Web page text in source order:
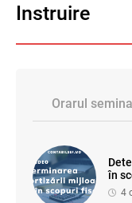
Instruire
Orarul
în
4